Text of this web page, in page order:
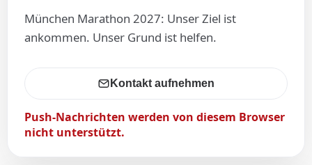
München Marathon 2027: Unser Ziel ist
ankommen. Unser Grund ist helfen.
Kontakt aufnehmen
Push-Nachrichten werden von diesem Browser
nicht unterstützt.